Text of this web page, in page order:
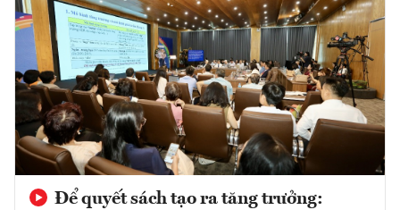
Để quyết sách tạo ra tăng trưởng: